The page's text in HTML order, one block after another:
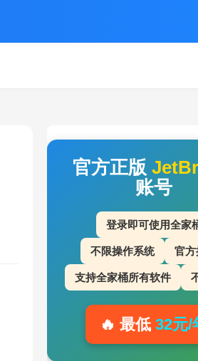
官方正版
账号
登录即可使用全家
不限操作系统 官方
支持全家桶所有软件
🔥 最低 32元/